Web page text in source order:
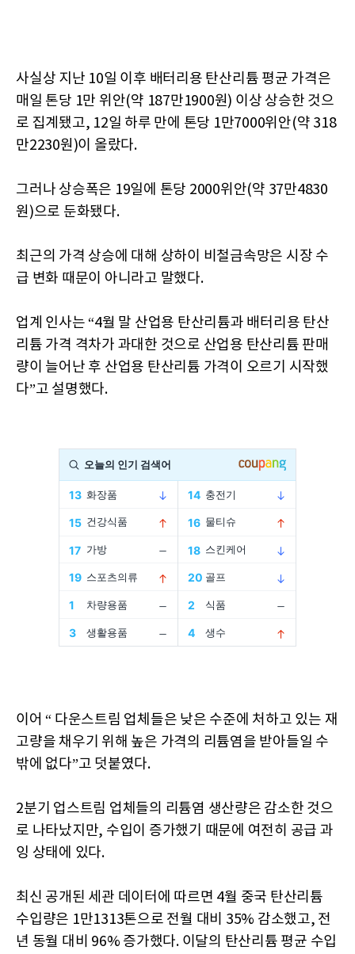
사실상 지난 10일 이후 배터리용 탄산리튬 평균 가격은
매일 톤당 1만 위안(약 187만1900원) 이상 상승한 것으
로 집계됐고, 12일 하루 만에 톤당 1만7000위안(약 318
만2230원)이 올랐다.
그러나 상승폭은 19일에 톤당 2000위안(약 37만4830
원)으로 둔화됐다.
최근의 가격 상승에 대해 상하이 비철금속망은 시장 수
급 변화 때문이 아니라고 말했다.
업계 인사는 “4월 말 산업용 탄산리튬과 배터리용 탄산
리튬 가격 격차가 과대한 것으로 산업용 탄산리튬 판매
량이 늘어난 후 산업용 탄산리튬 가격이 오르기 시작했
다”고 설명했다.
이어 “ 다운스트림 업체들은 낮은 수준에 처하고 있는 재
고량을 채우기 위해 높은 가격의 리튬염을 받아들일 수
밖에 없다”고 덧붙였다.
2분기 업스트림 업체들의 리튬염 생산량은 감소한 것으
로 나타났지만, 수입이 증가했기 때문에 여전히 공급 과
잉 상태에 있다.
최신 공개된 세관 데이터에 따르면 4월 중국 탄산리튬
수입량은 1만1313톤으로 전월 대비 35% 감소했고, 전
년 동월 대비 96% 증가했다. 이달의 탄산리튬 평균 수입